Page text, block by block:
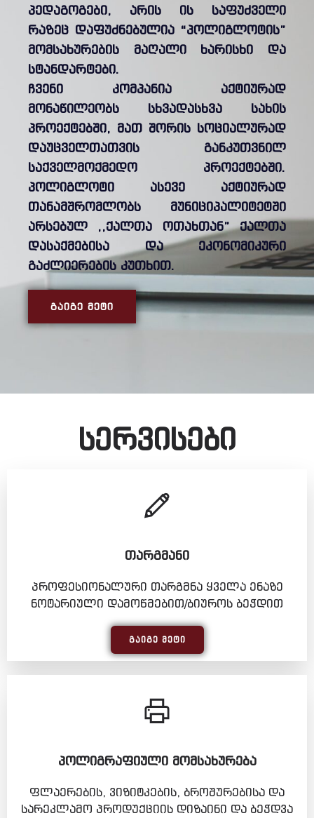
პედაგოგები, არის ის საფუძველი
რაზეც დაფუძნებულია “პოლიგლოტის”
მომსახურების მაღალი ხარისხი და
სტანდარტები.
ჩვენი კომპანია აქტიურად
მონაწილეობს სხვადასხვა სახის
პროექტებში, მათ შორის სოციალურად
დაუცველთათვის განკუთვნილ
საქველმოქმედო პროექტებში.
პოლიგლოტი ასევე აქტიურად
თანამშრომლობს მუნიციპალიტეტში
არსებულ ,,ქალთა ოთახთან” ქალთა
დასაქმებისა და ეკონომიკური
გაძლიერების კუთხით.
ᲒᲐᲘᲒᲔ ᲛᲔᲢᲘ
სერვისები
ᲗᲐᲠᲒᲛᲐᲜᲘ
პროფესიონალური თარგმნა ყველა ენაზე
ნოტარიული დამოწმებით/ბიუროს ბეჭდით
ᲒᲐᲘᲒᲔ ᲛᲔᲢᲘ
ᲞᲝᲚᲘᲒᲠᲐᲤᲘᲣᲚᲘ ᲛᲝᲛᲡᲐᲮᲣᲠᲔᲑᲐ
ფლაერების, ვიზიტკების, ბროშურებისა და
სარეკლამო პროდუქციის დიზაინი და ბეჭდვა